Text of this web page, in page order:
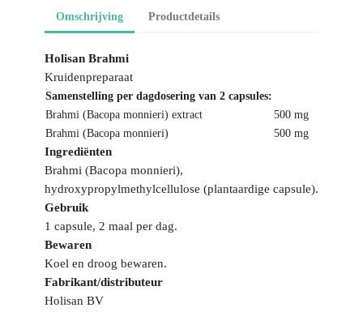
Omschrijving Productdetails
Holisan Brahmi
Kruidenpreparaat
Samenstelling per dagdosering van 2 capsules:
Brahmi (Bacopa monnieri) extract
500 mg
Brahmi (Bacopa monnieri)
500 mg
Ingrediënten
Brahmi (Bacopa monnieri),
hydroxypropylmethylcellulose (plantaardige capsule).
Gebruik
1 capsule, 2 maal per dag.
Bewaren
Koel en droog bewaren.
Fabrikant/distributeur
Holisan BV